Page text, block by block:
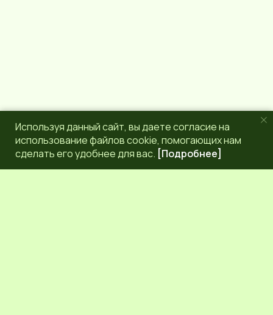
Используя данный сайт, вы даете согласие на
использование файлов cookie, помогающих нам
сделать его удобнее для вас. [Подробнее]